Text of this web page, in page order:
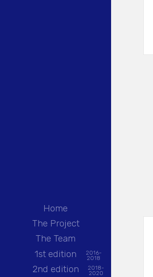
Home
The Project
The Team
1st edition
2016-
2018
2nd edition 2018-
2020